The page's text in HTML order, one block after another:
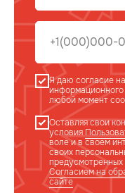
Я даю согласие
информационного
любой момент
Оставляя свои
условия
воле и в своем
своих
предусмотренных
Согласием на
сайте